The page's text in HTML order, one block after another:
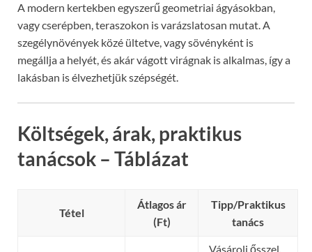
A modern kertekben egyszerű geometriai ágyásokban,
vagy cserépben, teraszokon is varázslatosan mutat. A
szegélynövények közé ültetve, vagy sövényként is
megállja a helyét, és akár vágott virágnak is alkalmas, így a
lakásban is élvezhetjük szépségét.
Költségek, árak, praktikus
tanácsok – Táblázat
Tétel
Átlagos ár
(Ft)
Tipp/Praktikus
tanács
Vásárolj ősszel,